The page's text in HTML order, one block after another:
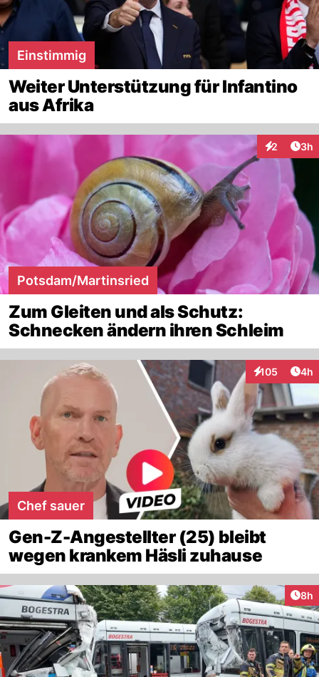
Einstimmig
Weiter Unterstützung für Infantino
aus Afrika
2 3h
Potsdam/Martinsried
Zum Gleiten und als Schutz:
Schnecken ändern ihren Schleim
105
Interaktionen
4h
Chef sauer
Gen-Z-Angestellter (25) bleibt
wegen krankem Häsli zuhause
8h